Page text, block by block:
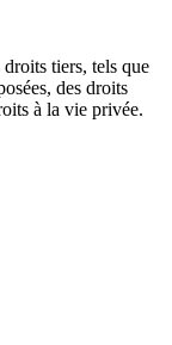
tiers, tels que
des droits
à la vie privée.